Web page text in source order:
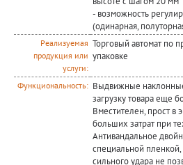
- возможность
(одинарная,
Реализуемая
продукция или
услуги:
Торговый автомат по
упаковке
Функциональность: Выдвижные
загрузку товара еще
Вместителен, прост в
больших затрат при
Антивандальное
специальной
сильного удара не